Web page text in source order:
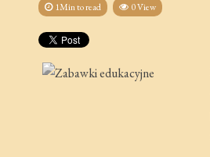
1Min to read 0 View